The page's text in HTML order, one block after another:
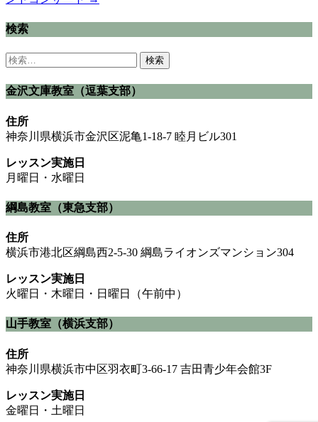
検索
検
金沢文庫教室（逗葉支部）
住所
神奈川県横浜市金沢区泥亀1-18-7 睦月ビル301
レッスン実施日
月曜日・水曜日
綱島教室（東急支部）
住所
横浜市港北区綱島西2-5-30 綱島ライオンズマンション304
レッスン実施日
火曜日・木曜日・日曜日（午前中）
山手教室（横浜支部）
住所
神奈川県横浜市中区羽衣町3-66-17 吉田青少年会館3F
レッスン実施日
金曜日・土曜日